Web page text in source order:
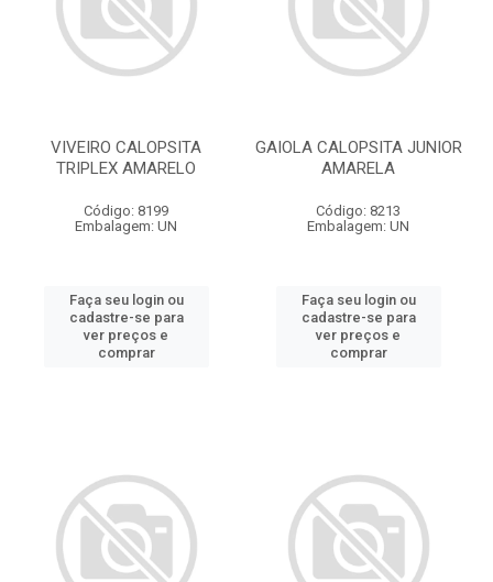
VIVEIRO CALOPSITA
TRIPLEX AMARELO
Código: 8199
Embalagem: UN
Faça seu login ou
cadastre-se para
ver preços e
comprar
GAIOLA CALOPSITA JUNIOR
AMARELA
Código: 8213
Embalagem: UN
Faça seu login ou
cadastre-se para
ver preços e
comprar